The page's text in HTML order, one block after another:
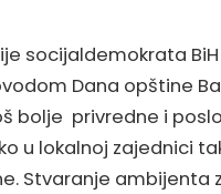
socijaldemokrata
Dana opštine
bolje privredne i
u lokalnoj zajednici
Stvaranje ambijenta